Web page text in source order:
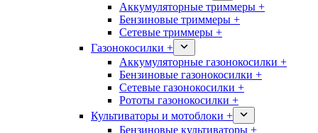
Аккумуляторные триммеры +
Бензиновые триммеры +
Сетевые триммеры +
Газонокосилки +
Аккумуляторные газонокосилки +
Бензиновые газонокосилки +
Сетевые газонокосилки +
Рототы газонокосилки +
Культиваторы и мотоблоки +
Бензиновые культиваторы +